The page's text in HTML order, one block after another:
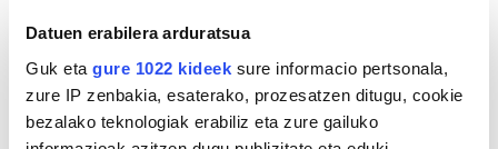
Datuen erabilera arduratsua
Guk eta gure 1022 kideek sure informacio pertsonala,
zure IP zenbakia, esaterako, prozesatzen ditugu, cookie
bezalako teknologiak erabiliz eta zure gailuko